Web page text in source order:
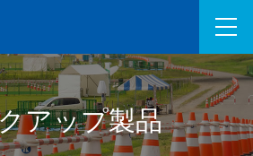
アップ製品